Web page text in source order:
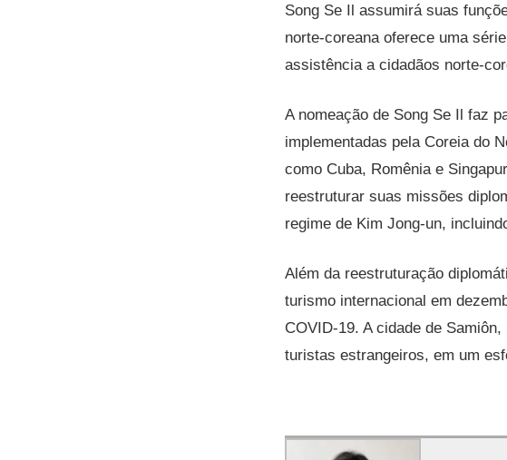
Song Se Il assumirá suas
norte-coreana oferece uma
assistência a cidadãos norte-
A nomeação de Song Se Il faz
implementadas pela Coreia do
como Cuba, Romênia e
reestruturar suas missões
regime de Kim Jong-un,
Além da reestruturação
turismo internacional em
COVID-19. A cidade de
turistas estrangeiros, em um